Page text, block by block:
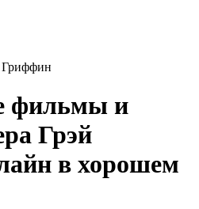
Гриффин
фильмы и
Грэй
в хорошем